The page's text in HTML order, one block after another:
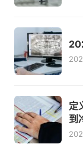
定
到